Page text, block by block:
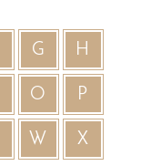
G H
O P
W X